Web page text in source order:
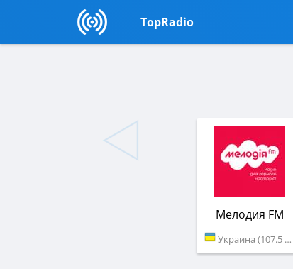
TopRadio
Мелодия FM
Украина (107.5 FM)